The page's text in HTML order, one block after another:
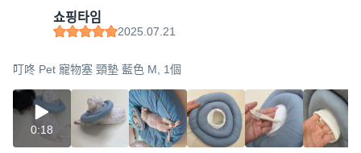
쇼핑타임
2025.07.21
叮咚 Pet 寵物塞 頸墊 藍色 M, 1個
0:18